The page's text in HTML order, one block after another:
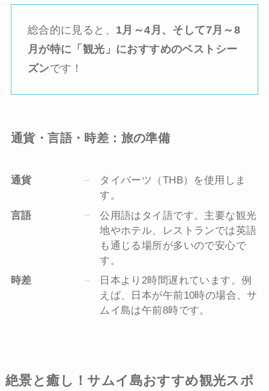
総合的に見ると、 1月～4月、そして7月～8
月が特に「観光」におすすめのベストシー
ズンです！
通貨・言語・時差：旅の準備
通貨
タイバーツ（THB）を使用しま
す。
言語
公用語はタイ語です。主要な観光
地やホテル、レストランでは英語
も通じる場所が多いので安心で
す。
時差
日本より2時間遅れています。例
えば、日本が午前10時の場合、サ
ムイ島は午前8時です。
絶景と癒し！サムイ島おすすめ観光スポ